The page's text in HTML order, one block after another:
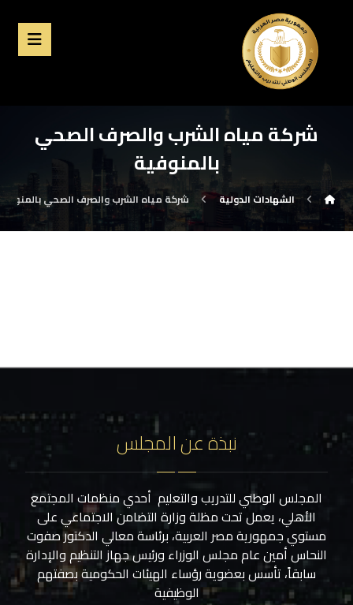
شركة مياه الشرب والصرف الصحي
بالمنوفية
الشهادات الدولية شركة مياه الشرب والصرف الصحي
نبذة عن المجلس
المجلس الوطني للتدريب والتعليم أحدي منظمات المجتمع
الأهلي، يعمل تحت مظلة وزارة التضامن الاجتماعي على
مستوي جمهورية مصر العربية، برئاسة معالي الدكتور صفوت
النحاس أمين عام مجلس الوزراء ورئيس جهاز التنظيم والإدارة
سابقاً، تأسس بعضوية رؤساء الهيئات الحكومية بصفتهم
الوظيفية